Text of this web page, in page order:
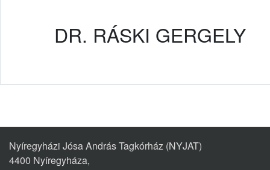
DR. RÁSKI GERGELY
Nyíregyházi Jósa András Tagkórház (NYJAT)
4400 Nyíregyháza,